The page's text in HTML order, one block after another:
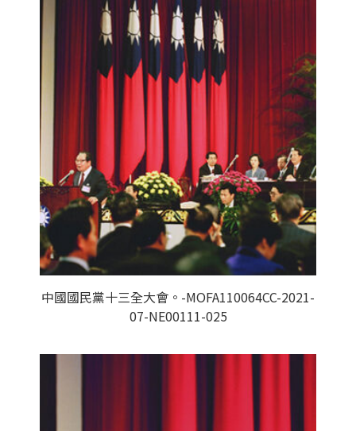
中國國民黨十三全大會。-MOFA110064CC-2021-
07-NE00111-025